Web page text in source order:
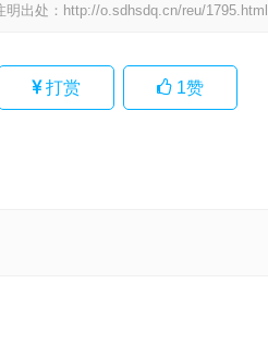
出处： http://o.sdhsdq.cn/reu/1795.html
打赏 1赞